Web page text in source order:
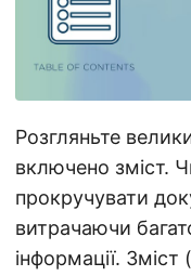
і
ю
Розгляньте
включено зміст.
прокручувати
витрачаючи
інформації.